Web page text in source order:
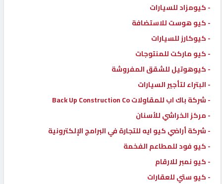
POWERED
QHOST
- كيومزاد للسيارات
- كيو هوست للاستضافة
- كيوكارز للسيارات
- كيو ماركت للمنتوجات
- كيوهوتيل للشقق المفروشة
- البتراء لتأجير السيارات
- شركة باك اب للمقاولات Back Up Construction Co
- مركز الخراشي للأسنان
- شركة أراضي كيو ايه للتجارة في البرامج الإلكترونية
- كيو فود للمطاعم الفخمة
- كيو نمبر للارقام
- كيو ستي للعقارات